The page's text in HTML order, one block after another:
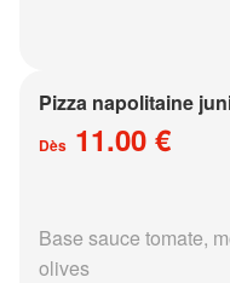
Pizza napolitaine
Dès 11.00 €
Base sauce tomate,
olives